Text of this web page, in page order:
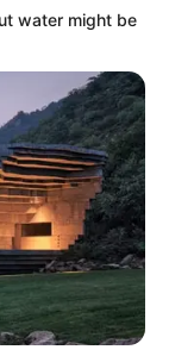
water might be